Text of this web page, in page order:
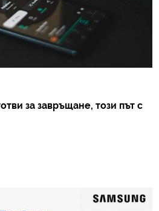
за завръщане, този път с